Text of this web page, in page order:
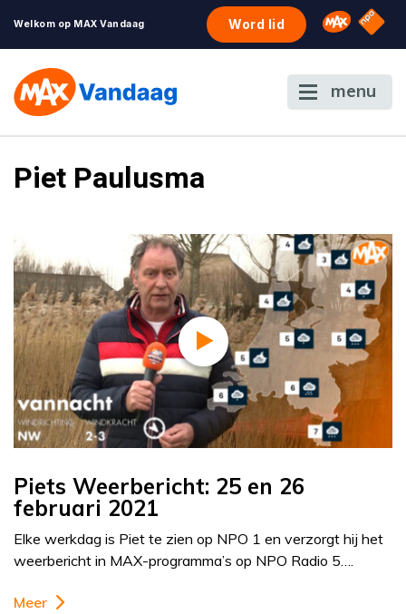
Welkom op MAX Vandaag Word lid Omroep
NPO
menu
Piet Paulusma
Piets Weerbericht: 25 en 26
februari 2021
Elke werkdag is Piet te zien op NPO 1 en verzorgt hij het
weerbericht in MAX-programma’s op NPO Radio 5….
Meer